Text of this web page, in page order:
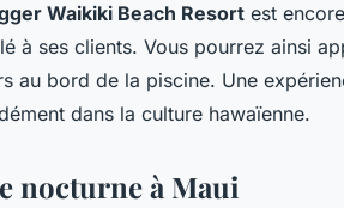
Waikiki Beach Resort est
à ses clients. Vous pourrez ainsi
au bord de la piscine. Une
dans la culture hawaïenne.
nocturne à Maui